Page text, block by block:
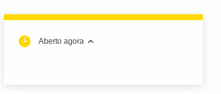
Aberto agora